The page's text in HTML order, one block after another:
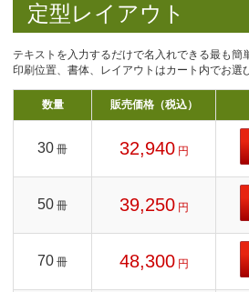
定型レイアウト
テキストを入力するだけで名入れできる最も簡
印刷位置、書体、レイアウトはカート内でお選
数量 販売価格（税込）
30 冊 32,940 円
50 冊 39,250 円
70 冊 48,300 円